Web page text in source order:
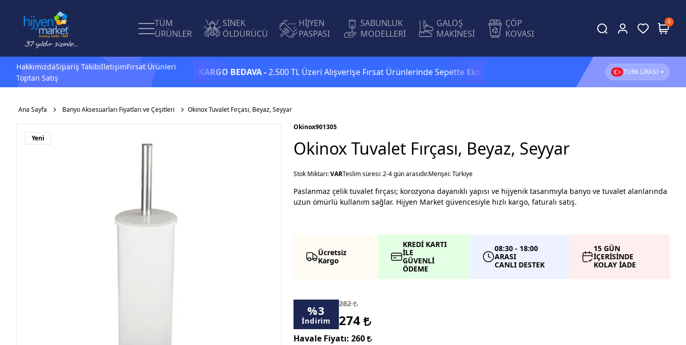
TÜM
ÜRÜNLER
SİNEK
ÖLDÜRÜCÜ
HİJYEN
PASPASI
SABUNLUK
MODELLERİ
GALOŞ
MAKİNESİ
ÇÖP
KOVASI
0
HakkımızdaSipariş TakibiİletişimFırsat Ürünleri
Toptan Satış1.500 TL ve üzeri alışverişlerinizdeKARGO BEDAVA -2.500 TL Üzeri Alışverişe Fırsat Ürünlerinde SepetteEkstra %5 İndirim! 1.500 TL ve üzeri alışverişlerinizde
TÜRK LİRASI
Ana Sayfa Banyo Aksesuarları Fiyatları ve Çeşitleri Okinox Tuvalet Fırçası, Beyaz, Seyyar
Yeni
Okinox901305
Okinox Tuvalet Fırçası, Beyaz, Seyyar
Stok Miktarı:VARTeslim süresi: 2-4 gün arasıdır.Menşei: Türkiye
Paslanmaz çelik tuvalet fırçası; korozyona dayanıklı yapısı ve hijyenik tasarımıyla banyo ve tuvalet alanlarında
uzun ömürlü kullanım sağlar. Hijyen Market güvencesiyle hızlı kargo, faturalı satış.
Ücretsiz
Kargo
KREDİ KARTI
İLE
GÜVENLİ
ÖDEME
08:30 - 18:00
ARASI
CANLI DESTEK
15 GÜN
İÇERİSİNDE
KOLAY İADE
%3
İndirim
282
274
Havale Fiyatı:260